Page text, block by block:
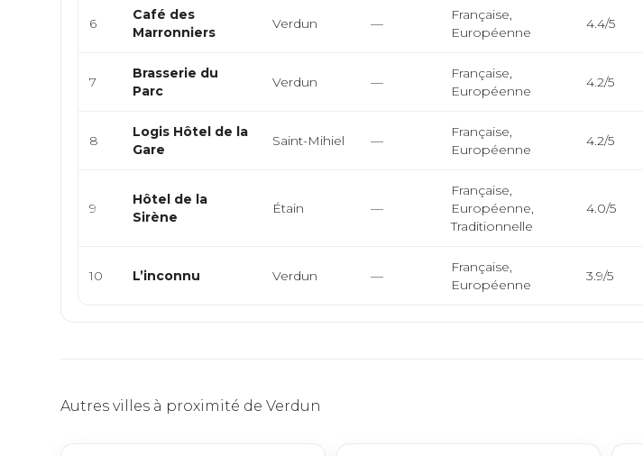
6
Café des
Marronniers
Verdun —
Française,
Européenne
4.4/5
7
Brasserie du
Parc
Verdun —
Française,
Européenne
4.2/5
8
Logis Hôtel de la
Gare
Saint-Mihiel —
Française,
Européenne
4.2/5
9
Hôtel de la
Sirène
Étain —
Française,
Européenne,
Traditionnelle
4.0/5
10 L’inconnu Verdun —
Française,
Européenne
3.9/5
Autres villes à proximité de Verdun